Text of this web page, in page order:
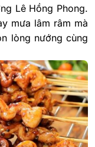
Lê Hồng Phong.
mưa lâm râm mà
lòng nướng cùng